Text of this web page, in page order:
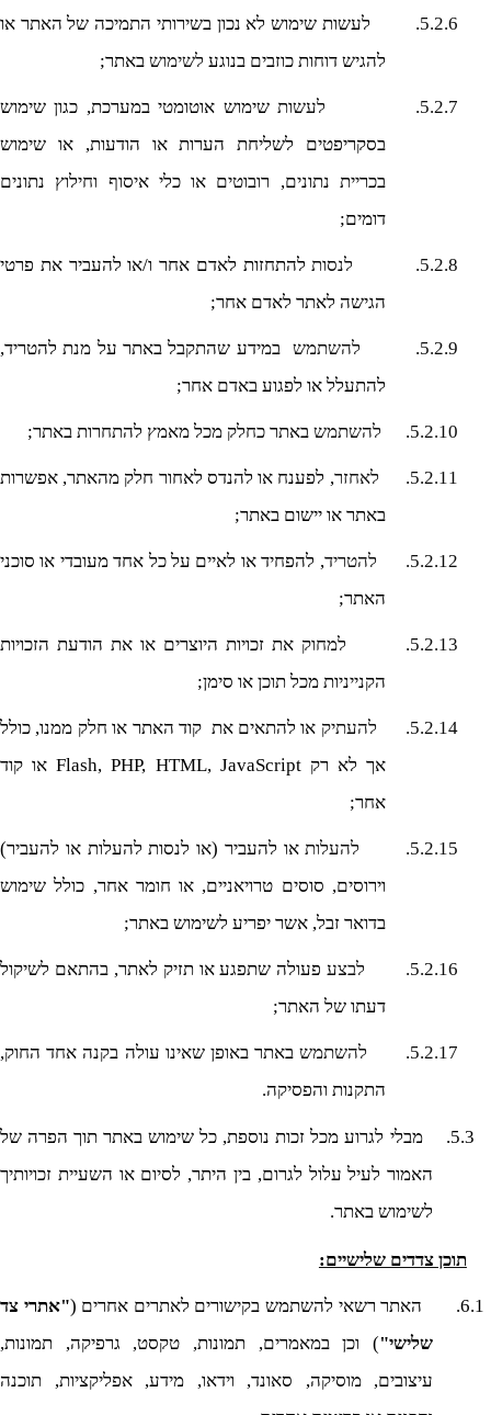
5.2.6.
לעשות שימוש לא נכון בשירותי התמיכה של האתר או
להגיש דוחות כוזבים בנוגע לשימוש באתר;
5.2.7. לעשותשימוש אוטומטי במערכת, כגון שימוש
בסקריפטים לשליחת הערות או הודעות, או שימוש
בכריית נתונים, רובוטים או כלי איסוף וחילוץ נתונים
דומים;
5.2.8. לנסותלהתחזות לאדם אחר ו/או להעביר את פרטי
הגישה לאתר לאדם אחר;
5.2.9. להשתמש במידע שהתקבל באתר על מנת להטריד,
להתעלל או לפגוע באדם אחר;
5.2.10. להשתמש באתר כחלק מכל מאמץ להתחרות באתר;
5.2.11. לאחזר, לפענח או להנדס לאחור חלק מהאתר, אפשרות
באתר או יישום באתר;
5.2.12. להטריד, להפחיד או לאיים על כל אחד מעובדי או סוכני
האתר;
5.2.13. למחוק את זכויות היוצרים או את הודעת הזכויות
הקנייניות מכל תוכן או סימן;
5.2.14. להעתיק או להתאים את קוד האתר או חלק ממנו, כולל
אך לא רקFlash, PHP, HTML, JavaScriptאו קוד
אחר;
5.2.15. להעלותאו להעביר (או לנסות להעלות או להעביר)
וירוסים, סוסים טרויאניים, או חומר אחר, כולל שימוש
בדואר זבל, אשר יפריע לשימוש באתר;
5.2.16. לבצעפעולה שתפגע או תזיק לאתר, בהתאם לשיקול
דעתו של האתר;
5.2.17. להשתמשבאתר באופן שאינו עולה בקנה אחד החוק,
התקנות והפסיקה.
5.3.
מבלי לגרוע מכל זכות נוספת, כל שימוש באתר תוך הפרה של
האמור לעיל עלול לגרום, בין היתר, לסיום או השעיית זכויותיך
לשימוש באתר.
תוכן צדדים שלישיים:
6.1. האתר רשאי להשתמש בקישורים לאתרים אחרים ("אתרי צד
שלישי") וכן במאמרים, תמונות, טקסט, גרפיקה, תמונות,
עיצובים, מוסיקה, סאונד, וידאו, מידע, אפליקציות, תוכנה